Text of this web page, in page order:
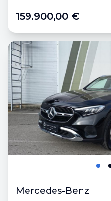
Dodajte vozilo za
159.900,00 €
Mercedes-Benz